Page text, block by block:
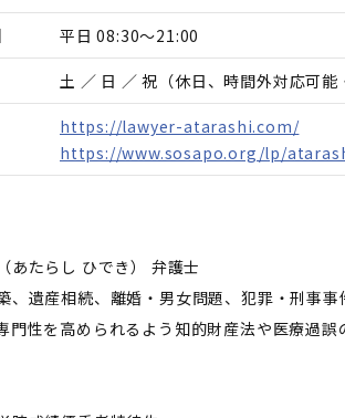
平日 08:30～21:00
土 ／ 日 ／ 祝（休日、時間外対応可能
https://lawyer-atarashi.com/
https://www.sosapo.org/lp/
たらし ひでき） 弁護士
、遺産相続、離婚・男女問題、犯罪・刑事
門性を高められるよう知的財産法や医療過